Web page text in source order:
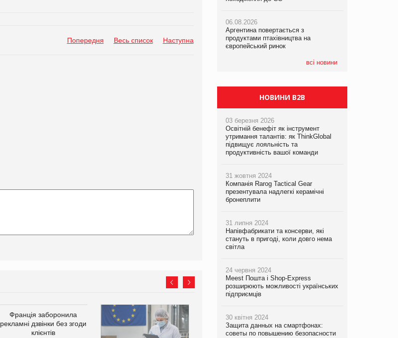
Попередня Весь список Наступна
Франція заборонила
рекламні дзвінки без згоди
клієнтів
Аргентина повертається з
продуктами птахівництва
на європейський ринок
продовольство
06.08.2026
Аргентина повертається з
продуктами птахівництва на
європейський ринок
всі новини
06.08.2026
Аргентина повертається з
продуктами птахівництва на
європейський ринок
06.08.2026
Аргентина повертається з
продуктами птахівництва на
європейський ринок
НОВИНИ B2B
03 березня 2026
Освітній бенефіт як інструмент
утримання талантів: як ThinkGlobal
підвищує лояльність та
продуктивність вашої команди
31 жовтня 2024
Компанія Rarog Tactical Gear
презентувала надлегкі керамічні
бронеплити
31 липня 2024
Напівфабрикати та консерви, які
стануть в пригоді, коли довго нема
світла
24 червня 2024
Meest Пошта і Shop-Express
розширюють можливості українських
підприємців
30 квітня 2024
Защита данных на смартфонах:
советы по повышению безопасности